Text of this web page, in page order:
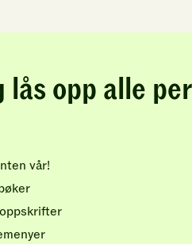
lås opp alle
vår!